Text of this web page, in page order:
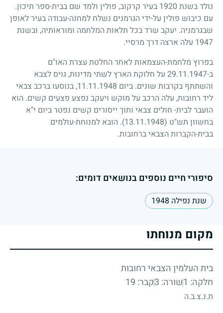
נולד בשנת 1920 בעיר קרקוב, פולין ולמד שם בבית-ספר תיכון.
עם כיבוש פולין על-ידי הגרמנים נשלח למחנה-עבודה בעיר לאופן
שבגרמניה. יעקב שרד בכל תלאות המלחמה ומוראותיה, ובשנת
1947 עלה ארצה דרך מרסיי.
בפרוץ מלחמת-העצמאות לאחר החלטת עצרת האו"ם
ב-29.11.1947 על חלוקת הארץ לשתי מדינות, גויס לצבא
והשתתף בקרבות שונים. ביום 11.11.1948, בנוסעו ברכב צבאי
ליד רחובות, עלה הרכב על מוקש ויעקב נפצע פצעים קשים. הוא
הועבר לבית- חולים צבאי ותוך ייסורים קשים נפטר ביום י"א
בחשוון תש"ט (13.11.1948)
. הובא למנוחת-עולמים
בבית-הקברות הצבאי ברחובות.
סיפורי חיים נוספים בנושאים דומים:
שנת נפילה 1948
מקום מנוחתו
בית העלמין הצבאי רחובות
חלקה: 1
שורה: 3 קבר: 19
ת.נ.צ.ב.ה